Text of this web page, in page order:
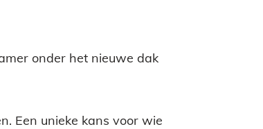
onder het nieuwe dak
Een unieke kans voor wie